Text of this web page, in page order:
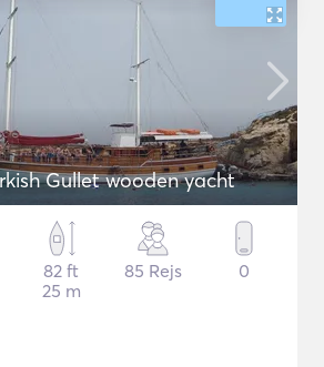
Traditional Turkish Gullet wooden yacht
82 ft
25 m
85 Rejs 0